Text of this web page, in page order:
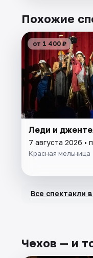
Похожие
от 1 400 ₽
Леди и
7 августа 2026 •
Красная мельница
Все спектакли
Чехов — и